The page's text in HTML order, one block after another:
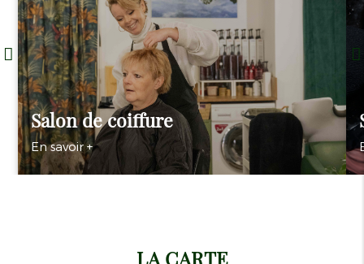
Salon de coiffure
En savoir +
LA CARTE